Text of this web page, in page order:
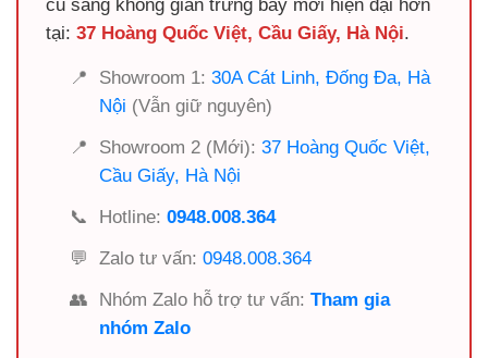
cũ sang không gian trưng bày mới hiện đại hơn
tại: 37 Hoàng Quốc Việt, Cầu Giấy, Hà Nội.
📍 Showroom 1: 30A Cát Linh, Đống Đa, Hà
Nội (Vẫn giữ nguyên)
📍
Showroom 2 (Mới): 37 Hoàng Quốc Việt,
Cầu Giấy, Hà Nội
📞
Hotline: 0948.008.364
💬
Zalo tư vấn: 0948.008.364
👥
Nhóm Zalo hỗ trợ tư vấn: Tham gia
nhóm Zalo